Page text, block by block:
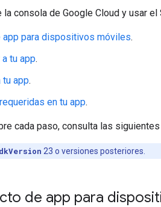
la consola de Google Cloud y usar
app para dispositivos móviles.
a tu app.
tu app.
en tu app.
cada paso, consulta las
23 o versiones posteriores.
de app para